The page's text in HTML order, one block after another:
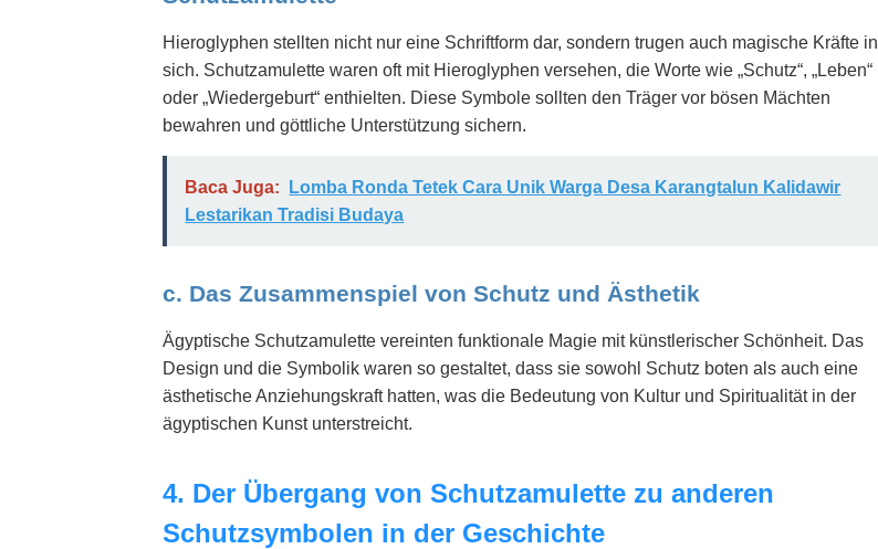
Hieroglyphen stellten nicht nur eine Schriftform dar, sondern trugen auch magische Kräfte in
sich. Schutzamulette waren oft mit Hieroglyphen versehen, die Worte wie „Schutz“, „Leben“
oder „Wiedergeburt“ enthielten. Diese Symbole sollten den Träger vor bösen Mächten
bewahren und göttliche Unterstützung sichern.
Baca Juga:
Lomba Ronda Tetek Cara Unik Warga Desa Karangtalun Kalidawir
Lestarikan Tradisi Budaya
c. Das Zusammenspiel von Schutz und Ästhetik
Ägyptische Schutzamulette vereinten funktionale Magie mit künstlerischer Schönheit. Das
Design und die Symbolik waren so gestaltet, dass sie sowohl Schutz boten als auch eine
ästhetische Anziehungskraft hatten, was die Bedeutung von Kultur und Spiritualität in der
ägyptischen Kunst unterstreicht.
4. Der Übergang von Schutzamulette zu anderen
Schutzsymbolen in der Geschichte